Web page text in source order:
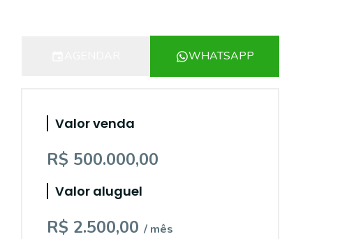
WHATSAPP
Valor venda
R$ 500.000,00
Valor aluguel
R$ 2.500,00 / mês